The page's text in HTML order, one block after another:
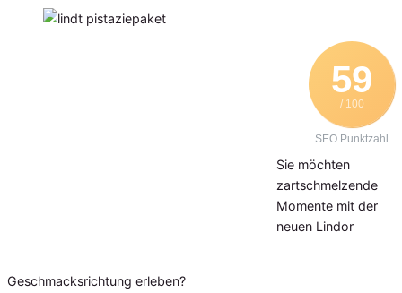
59
/ 100
SEO Punktzahl
Sie möchten
zartschmelzende
Momente mit der
neuen Lindor
Geschmacksrichtung erleben?